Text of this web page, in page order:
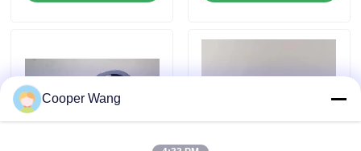
Ceramische Kogellagers
608 Ceramische Lagers
Cooper Wang